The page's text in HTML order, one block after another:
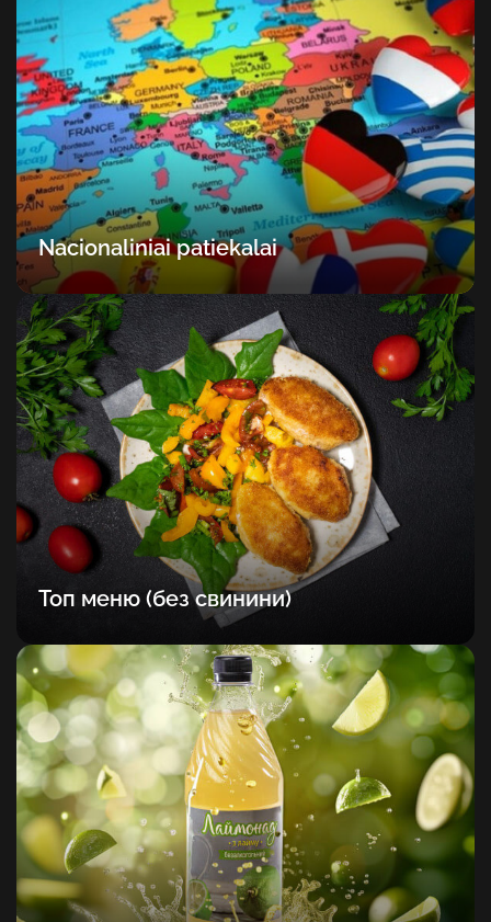
Nacionaliniai patiekalai
Топ меню (без свинини)